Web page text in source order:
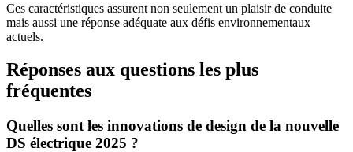
Ces caractéristiques assurent non seulement un plaisir de conduite
mais aussi une réponse adéquate aux défis environnementaux
actuels.
Réponses aux questions les plus
fréquentes
Quelles sont les innovations de design de la nouvelle
DS électrique 2025 ?